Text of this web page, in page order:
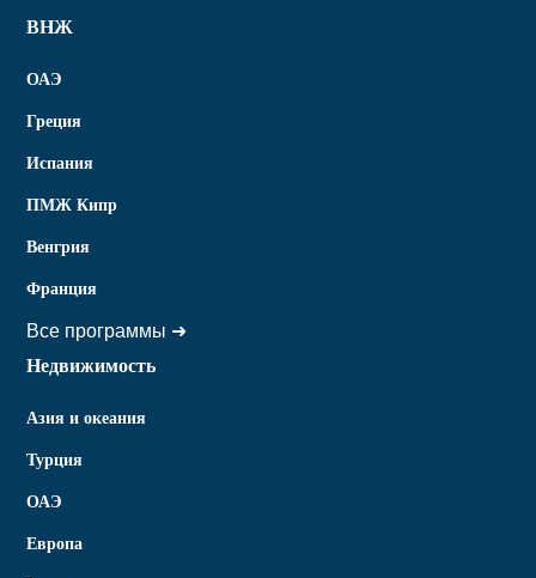
ВНЖ
ОАЭ
Греция
Испания
ПМЖ Кипр
Венгрия
Франция
Все программы ➜
Недвижимость
Азия и океания
Турция
ОАЭ
Европа